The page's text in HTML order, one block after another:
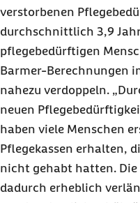
verstorbenen
durchschnittlich 3,9
pflegebedürftigen
Barmer-Berechnungen
nahezu verdoppeln.
neuen
haben viele Menschen
Pflegekassen erhalten,
nicht gehabt hatten. Die
dadurch erheblich